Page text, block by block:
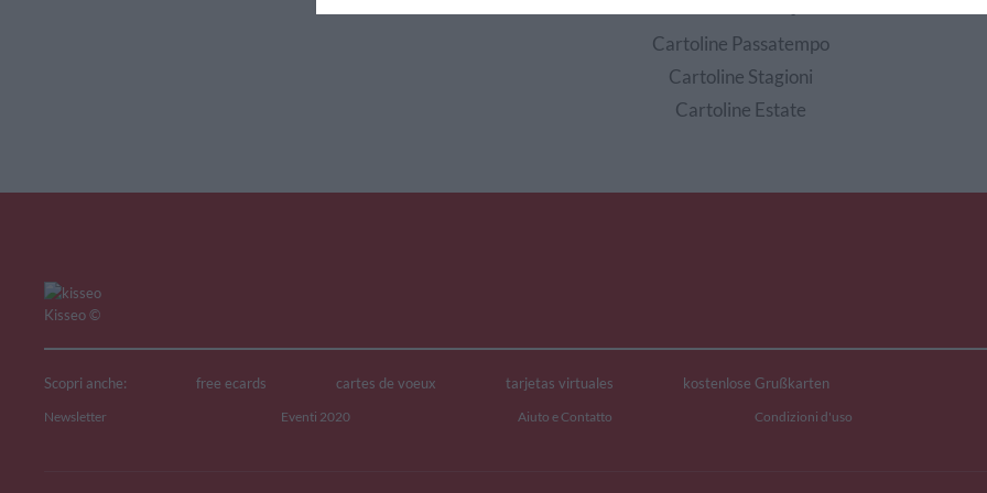
Cartoline Passatempo
Cartoline Stagioni
Cartoline Estate
Kisseo©
Scopri anche: free ecards cartes de voeux tarjetas virtuales kostenlose Grußkarten
Newsletter Eventi 2020 Aiuto e Contatto Condizioni d'uso